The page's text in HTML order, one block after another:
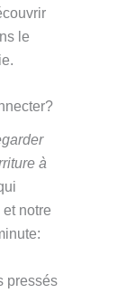
le
à
notre
pressés